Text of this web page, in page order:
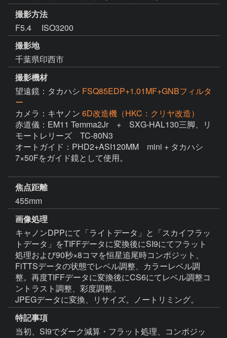
撮影方法
F5.4 ISO3200
撮影地
千葉県印西市
撮影機材
望遠鏡：タカハシ FSQ85EDP+1.01MF+GNBフィルタ
ー
カメラ：キヤノン 6D改造機（HKC：クリヤ改造）
赤道儀：EM11 Temma2Jr　+　SXG-HAL130三脚、リ
モートレリーズ　TC-80N3
オートガイド：PHD2+ASI120MM　mini + タカハシ
7×50Fをガイド鏡として使用。
焦点距離
455mm
画像処理
キャノンDPPにて「ライトデータ」と「スカイフラッ
トデータ」をTIFFデータに変換後にSI9にてフラット
処理および90秒×8コマを恒星追尾時コンポジット、
FiTTSデータの状態でレベル調整、カラーレベル調
整。再度TIFFデータに変換後にCS6にてレベル調整コ
ントラスト調整、彩度調整。
JPEGデータに変換、リサイズ。ノートリミング。
特記事項
当初、SI9でダーク減算・フラット処理、コンポジッ